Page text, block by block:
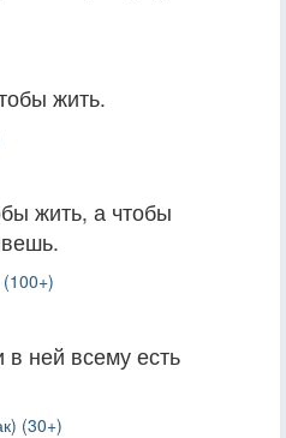
жить.
жить, а чтобы
в ней всему есть
(30+)